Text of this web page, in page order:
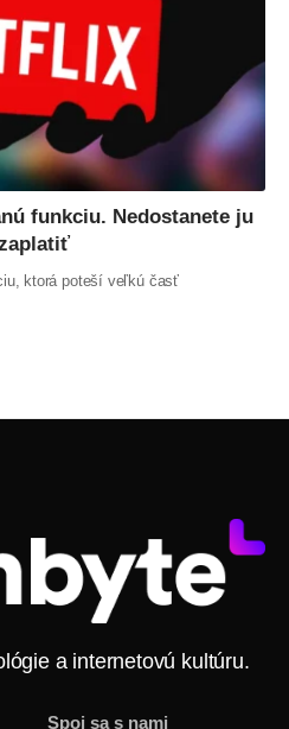
funkciu. Nedostanete ju
ktorá poteší veľkú časť
a internetovú kultúru.
Spoj sa s nami